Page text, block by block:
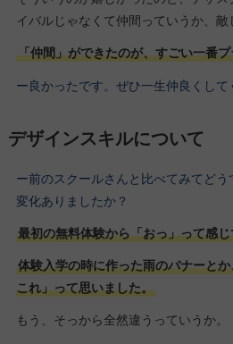
イバルじゃなくて仲間っていうか、敵
「仲間」ができたのが、すごい一番
ー良かったです。ぜひ一生仲良くして
デザインスキルについて
ー前のスクールさんと比べてみてど
変化ありましたか？
最初の無料体験から「おっ」って感
体験入学の時に作った雨のバナーと
これ」って思いました。
もう、そっから全然違うっていうか。